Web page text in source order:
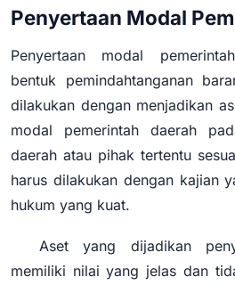
Penyertaan Modal
Penyertaan modal
bentuk pemindahtanganan
dilakukan dengan menjadikan
modal pemerintah daerah
daerah atau pihak tertentu
harus dilakukan dengan kajian
hukum yang kuat.
Aset yang dijadikan
memiliki nilai yang jelas dan